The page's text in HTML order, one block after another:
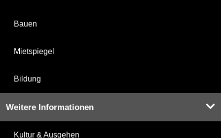
Bauen
Mietspiegel
Bildung
Weitere Informationen
Kultur & Ausgehen